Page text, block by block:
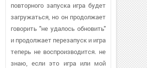
повторного запуска игра будет
загружаться, но он продолжает
говорить "не удалось обновить"
и продолжает перезапуск и игра
теперь не воспроизводится. не
знаю, если это игра или мой